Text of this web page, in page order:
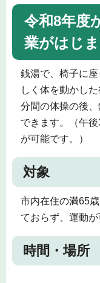
令和8年度
業がはじ
銭湯で、椅子に
しく体を動かし
分間の体操の後
できます。（午
が可能です。）
対象
市内在住の満65
ておらず、運動
時間・場所